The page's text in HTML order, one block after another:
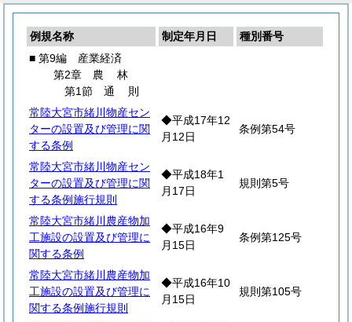
例規名称 制定年月日
種別番号
■ 第9編 産業経済
第2章 農林
第1節 通 則
常陸大宮市緒川物産セン
ターの設置及び管理に関
する条例
◆平成17年12
月12日
条例第54号
常陸大宮市緒川物産セン
ターの設置及び管理に関
する条例施行規則
◆平成18年1
月17日
規則第5号
常陸大宮市緒川農産物加
工施設の設置及び管理に
関する条例
◆平成16年9
月15日
条例第125号
常陸大宮市緒川農産物加
工施設の設置及び管理に
関する条例施行規則
◆平成16年10
月15日
規則第105号